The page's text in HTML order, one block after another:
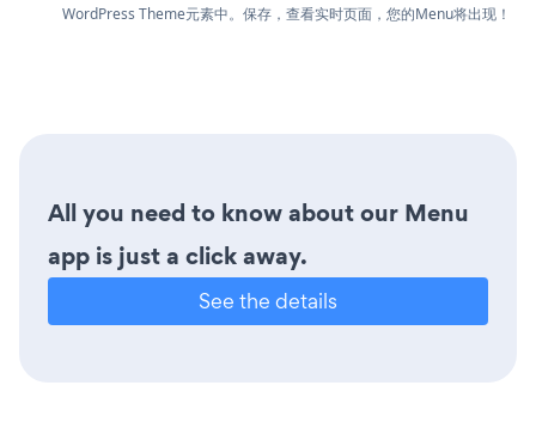
WordPress Theme元素中。保存，查看实时页面，您的Menu将出现！
All you need to know about our Menu
app is just a click away.
See the details